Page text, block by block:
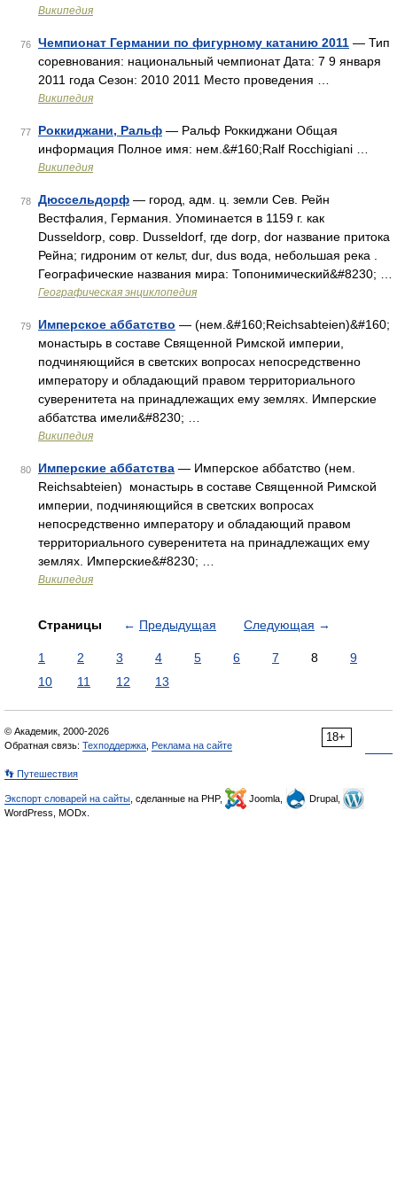
Википедия
76 Чемпионат Германии по фигурному катанию 2011 — Тип
соревнования: национальный чемпионат Дата: 7 9 января
2011 года Сезон: 2010 2011 Место проведения …
Википедия
77 Роккиджани, Ральф — Ральф Роккиджани Общая
информация Полное имя: нем.&#160;Ralf Rocchigiani …
Википедия
78 Дюссельдорф — город, адм. ц. земли Сев. Рейн
Вестфалия, Германия. Упоминается в 1159 г. как
Dusseldorp, совр. Dusseldorf, где dorp, dor название притока
Рейна; гидроним от кельт, dur, dus вода, небольшая река .
Географические названия мира: Топонимический&#8230; …
Географическая энциклопедия
79 Имперское аббатство — (нем.&#160;Reichsabteien)&#160;
монастырь в составе Священной Римской империи,
подчиняющийся в светских вопросах непосредственно
императору и обладающий правом территориального
суверенитета на принадлежащих ему землях. Имперские
аббатства имели&#8230; …
Википедия
80 Имперские аббатства — Имперское аббатство (нем.
Reichsabteien) монастырь в составе Священной Римской
империи, подчиняющийся в светских вопросах
непосредственно императору и обладающий правом
территориального суверенитета на принадлежащих ему
землях. Имперские&#8230; …
Википедия
Страницы ← Предыдущая Следующая →
1 2 3 4 5 6 7 8
9
10
11 12 13
18+
© Академик, 2000-2026
Обратная связь: Техподдержка Реклама на сайте
👣 Путешествия
Экспорт словарей на сайты , сделанные на PHP, Joomla,
Drupal,
WordPress, MODx.